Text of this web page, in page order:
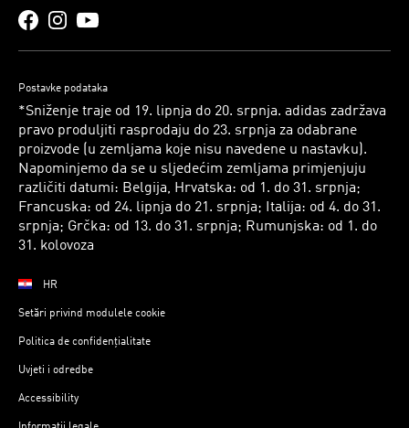
Postavke podataka
*Sniženje traje od 19. lipnja do 20. srpnja. adidas zadržava
pravo produljiti rasprodaju do 23. srpnja za odabrane
proizvode (u zemljama koje nisu navedene u nastavku).
Napominjemo da se u sljedećim zemljama primjenjuju
različiti datumi: Belgija, Hrvatska: od 1. do 31. srpnja;
Francuska: od 24. lipnja do 21. srpnja; Italija: od 4. do 31.
srpnja; Grčka: od 13. do 31. srpnja; Rumunjska: od 1. do
31. kolovoza
HR
Setări privind modulele cookie
Politica de confidențialitate
Uvjeti i odredbe
Accessibility